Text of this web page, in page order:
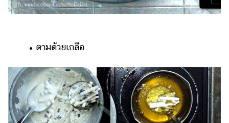
• ตามด้วยเกลือ